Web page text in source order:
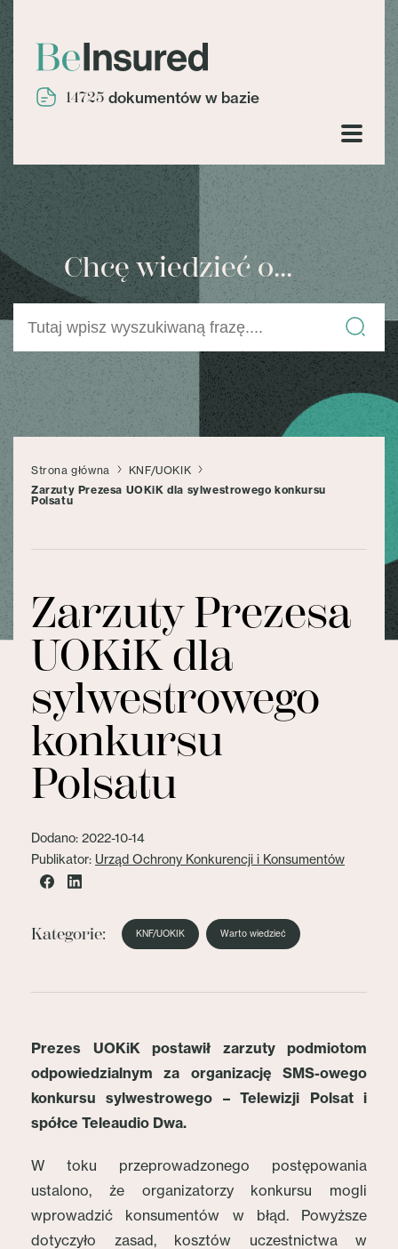
14725 dokumentów w bazie
Chcę wiedzieć o...
Strona główna
KNF/UOKIK
Zarzuty Prezesa UOKiK dla sylwestrowego konkursu
Polsatu
Zarzuty Prezesa
UOKiK dla
sylwestrowego
konkursu
Polsatu
Dodano: 2022-10-14
Publikator: Urząd Ochrony Konkurencji i Konsumentów
Kategorie: KNF/UOKIK Warto wiedzieć
Prezes UOKiK postawił zarzuty podmiotom
odpowiedzialnym za organizację SMS-owego
konkursu sylwestrowego – Telewizji Polsat i
spółce Teleaudio Dwa.
W toku przeprowadzonego postępowania
ustalono, że organizatorzy konkursu mogli
wprowadzić konsumentów w błąd. Powyższe
dotyczyło zasad, kosztów uczestnictwa w